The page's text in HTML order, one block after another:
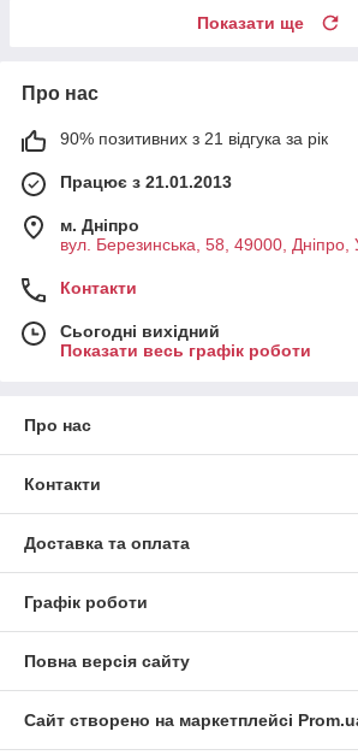
Показати ще
Про нас
90% позитивних з 21 відгука за рік
Працює з 21.01.2013
м. Дніпро
вул. Березинська, 58, 49000, Дніпро,
Контакти
Сьогодні вихідний
Показати весь графік роботи
Про нас
Контакти
Доставка та оплата
Графік роботи
Повна версія сайту
Сайт створено на маркетплейсі